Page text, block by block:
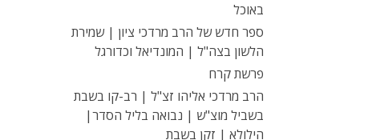
באוכל
ספר חדש של הרב מרדכי ציון | שמירת
הלשון בצה"ל | המונדיאל וכדורגל
פרשת קרח
הרב מרדכי אליהו זצ"ל | רב-קו בשבת
בשביל מוצ"ש | נבואה בליל הסדר|
הילולא | זקן בשבת